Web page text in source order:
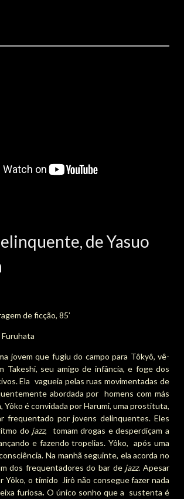
de Yasuo
de ficção, 85’
Furuhata
jovem que fugiu do campo para Tôkyô, vê-
Takeshi, seu amigo de infância, e foge dos
Ela vagueia pelas ruas movimentadas de
abordada por homens com más
Yôko é convidada por Harumi, uma prostituta,
frequentado por jovens delinquentes. Eles
do jazz, tomam drogas e desperdiçam a
e fazendo tropelias. Yôko, após uma
Na manhã seguinte, ela acorda no
dos frequentadores do bar de jazz. Apesar
Yôko, o tímido Jirô não consegue fazer nada
furiosa. O único sonho que a sustenta é